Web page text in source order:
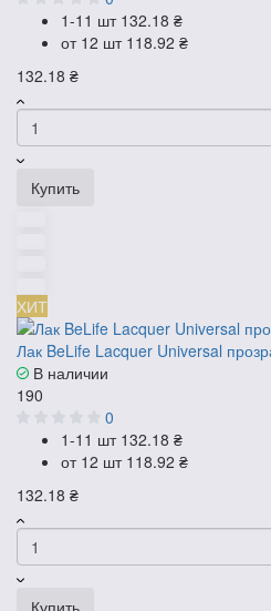
1-11 шт 132.18 ₴
от 12 шт 118.92 ₴
132.18 ₴
Купить
ХИТ
Лак BeLife Lacquer Universal
В наличии
190
0
1-11 шт 132.18 ₴
от 12 шт 118.92 ₴
132.18 ₴
Купить